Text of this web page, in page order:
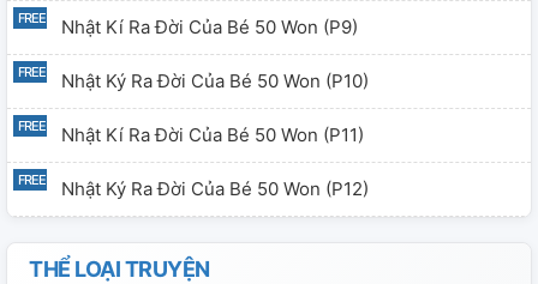
Nhật Kí Ra Đời Của Bé 50 Won (p9)
Nhật Ký Ra Đời Của Bé 50 Won (p10)
Nhật Kí Ra Đời Của Bé 50 Won (p11)
Nhật Ký Ra Đời Của Bé 50 Won (p12)
Nhật Kí Ra Đời Của Bé 50 Won (p13)
THỂ LOẠI TRUYỆN